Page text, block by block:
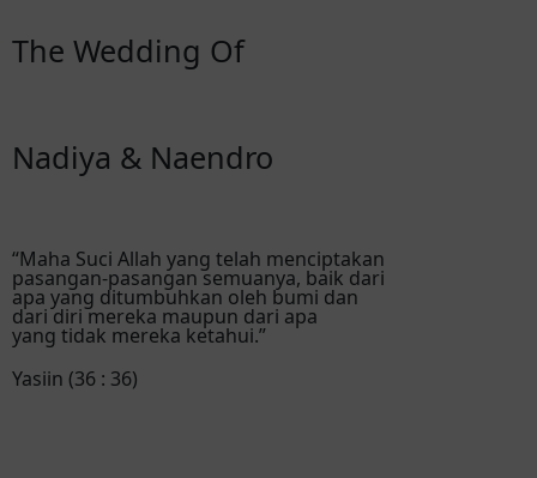
The Wedding Of
Nadiya & Naendro
“Maha Suci Allah yang telah menciptakan
pasangan-pasangan semuanya, baik dari
apa yang ditumbuhkan oleh bumi dan
dari diri mereka maupun dari apa
yang tidak mereka ketahui.”
Yasiin (36 : 36)